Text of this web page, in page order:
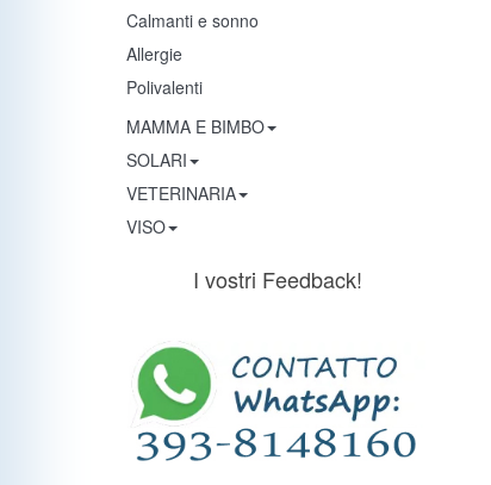
Calmanti e sonno
Allergie
Polivalenti
MAMMA E BIMBO
SOLARI
VETERINARIA
VISO
I vostri Feedback!